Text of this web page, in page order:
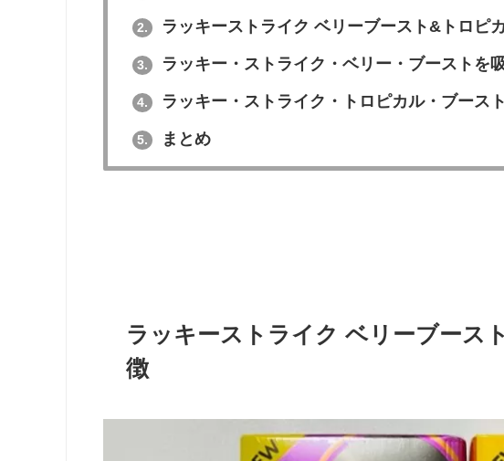
2. ラッキーストライク ベリーブースト&トロピ
3. ラッキー・ストライク・ベリー・ブーストを
4. ラッキー・ストライク・トロピカル・ブース
5. まとめ
ラッキーストライク ベリーブース
徴